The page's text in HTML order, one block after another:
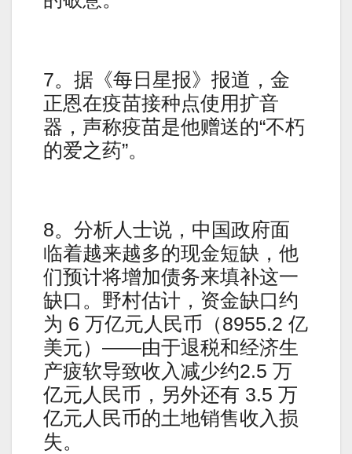
7。据《每日星报》报道，金
正恩在疫苗接种点使用扩音
器，声称疫苗是他赠送的“不朽
的爱之药”。
8。分析人士说，中国政府面
临着越来越多的现金短缺，他
们预计将增加债务来填补这一
缺口。野村估计，资金缺口约
为 6 万亿元人民币（8955.2 亿
美元）——由于退税和经济生
产疲软导致收入减少约2.5 万
亿元人民币，另外还有 3.5 万
亿元人民币的土地销售收入损
失。